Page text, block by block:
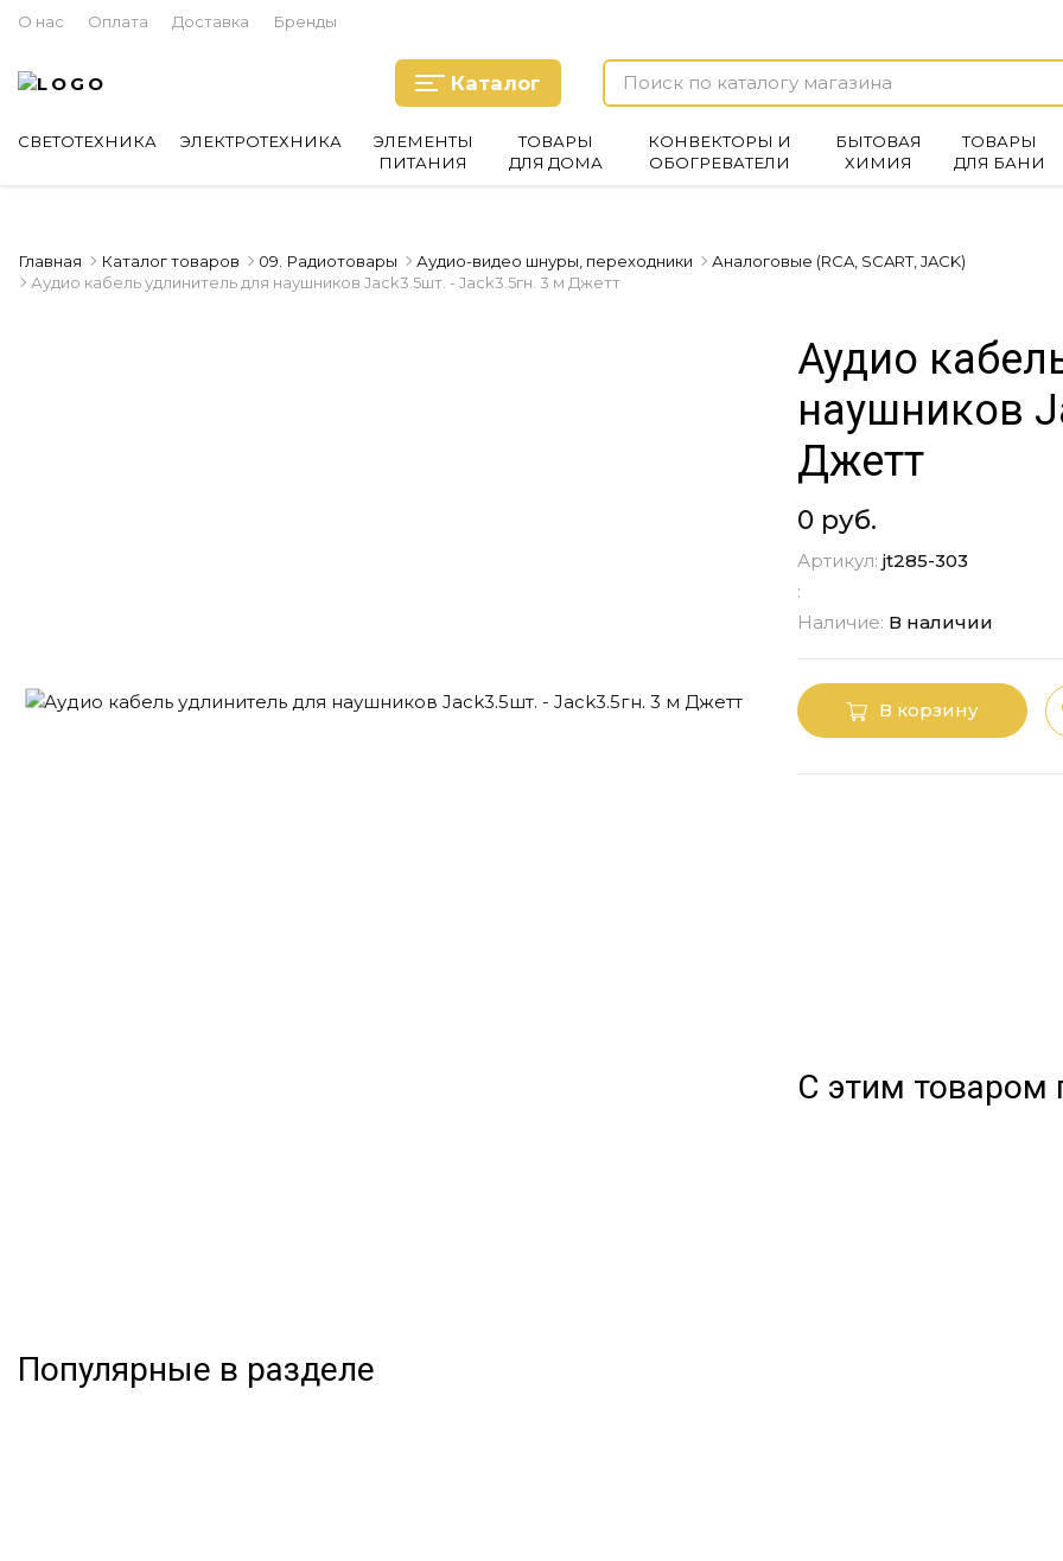
О нас Оплата Доставка Бренды
Каталог
СВЕТОТЕХНИКА ЭЛЕКТРОТЕХНИКА
ЭЛЕМЕНТЫ
ПИТАНИЯ
ТОВАРЫ
ДЛЯ ДОМА
КОНВЕКТОРЫ И
ОБОГРЕВАТЕЛИ
БЫТОВАЯ
ХИМИЯ
ТОВАРЫ
ДЛЯ БАНИ
Главная Каталог товаров 09. Радиотовары Аудио-видео шнуры, переходники
Аналоговые (RCA, SCART, JACK)
Аудио кабель удлинитель для наушников Jack3.5шт. - Jack3.5гн. 3 м Джетт
Аудио
наушников
Джетт
0 руб.
Артикул: jt285-303
:
Наличие: В наличии
В корзину
С этим товаром
Популярные в разделе